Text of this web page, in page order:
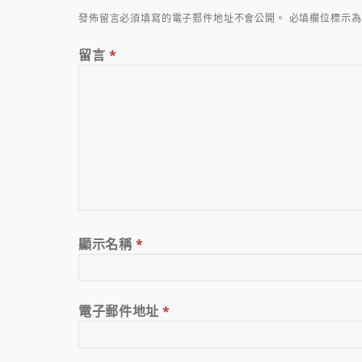
發佈留言必須填寫的電子郵件地址不會公開。 必填欄位標示
留言 *
顯示名稱*
電子郵件地址*